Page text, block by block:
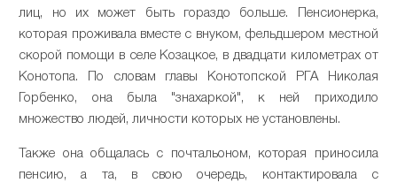
лиц, но их может быть гораздо больше. Пенсионерка,
которая проживала вместе с внуком, фельдшером местной
скорой помощи в селе Козацкое, в двадцати километрах от
Конотопа. По словам главы Конотопской РГА Николая
Горбенко, она была "знахаркой", к ней приходило
множество людей, личности которых не установлены.
Также она общалась с почтальоном, которая приносила
пенсию, а та, в свою очередь, контактировала с